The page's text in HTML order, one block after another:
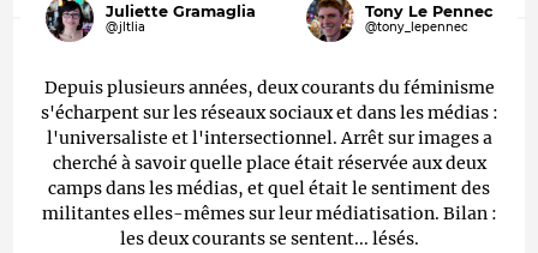
Juliette Gramaglia
@jltlia
Tony Le Pennec
@tony_lepennec
Depuis plusieurs années, deux courants du féminisme
s'écharpent sur les réseaux sociaux et dans les médias :
l'universaliste et l'intersectionnel. Arrêt sur images a
cherché à savoir quelle place était réservée aux deux
camps dans les médias, et quel était le sentiment des
militantes elles-mêmes sur leur médiatisation. Bilan :
les deux courants se sentent... lésés.